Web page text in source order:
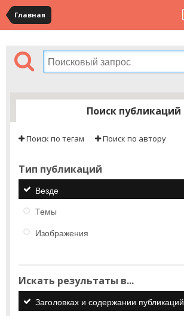
Главная
Поиск публикаций
Поиск по тегам Поиск по автору
Тип публикаций
Везде
Темы
Изображения
Искать результаты в...
Заголовках и содержании публикаций